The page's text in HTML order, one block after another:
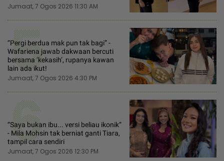
Jumaat, 7 Ogos 2026 11:30 AM
5
“Pergi berdua mak pun tak bagi” -
Wafariena jawab dakwaan bercuti
bersama ‘kekasih’, rupanya kawan
lain ada ikut!
Jumaat, 7 Ogos 2026 4:30 PM
6
“Saya bukan ibu... versi beliau ikonik“
- Mila Mohsin tak berniat ganti Tiara,
tampil cara sendiri
Jumaat, 7 Ogos 2026 12:30 PM